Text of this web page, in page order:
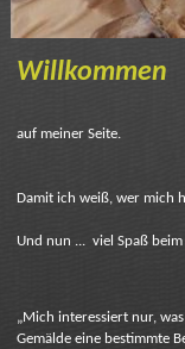
Willkommen
auf meiner Seite.
Damit ich weiß, wer mich
Und nun ... viel Spaß
„Mich interessiert nur,
Gemälde eine bestimmte